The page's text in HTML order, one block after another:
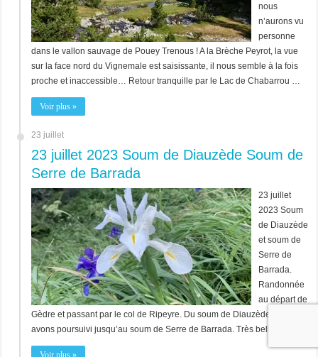
nous
n’aurons vu
personne
dans le vallon sauvage de Pouey Trenous ! A la Brèche Peyrot, la vue
sur la face nord du Vignemale est saisissante, il nous semble à la fois
proche et inaccessible… Retour tranquille par le Lac de Chabarrou …
Voir plus »
23 juillet
23 juillet 2023 Soum de Diauzède Soum de
Serre de Barrada
23 juillet
2023 Soum
de Diauzède
et soum de
Serre de
Barrada.
Randonnée
au départ de
Gèdre et passant par le col de Ripeyre. Du soum de Diauzède, nous
avons poursuivi jusqu’au soum de Serre de Barrada. Très belle vue.
Voir plus »